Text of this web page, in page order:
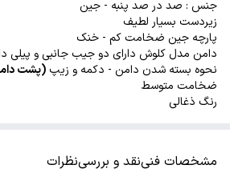
جنس : صد در صد پنبه - جین
زیردست بسیار لطیف
پارچه جین ضخامت کم - خنک
دامن مدل کلوش دارای دو جیب جانبی و پیلی
نحوه بسته شدن دامن - دکمه و زیپ (پشت
ضخامت متوسط
رنگ ذغالی
مشخصات فنینقد و بررسینظرات